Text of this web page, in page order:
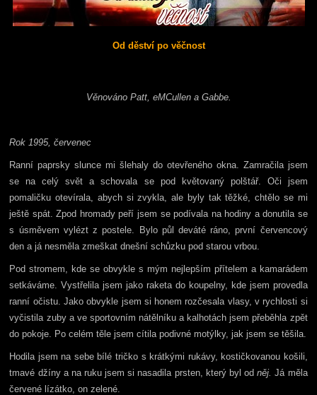
Od děství po věčnost
Věnováno Patt, eMCullen a Gabbe.
Rok 1995, červenec
Ranní paprsky slunce mi šlehaly do otevřeného okna. Zamračila jsem
se na celý svět a schovala se pod květovaný polštář. Oči jsem
pomaličku otevírala, abych si zvykla, ale byly tak těžké, chtělo se mi
ještě spát. Zpod hromady peří jsem se podívala na hodiny a donutila se
s úsměvem vylézt z postele. Bylo půl deváté ráno, první červencový
den a já nesměla zmeškat dnešní schůzku pod starou vrbou.
Pod stromem, kde se obvykle s mým nejlepším přítelem a kamarádem
setkáváme. Vystřelila jsem jako raketa do koupelny, kde jsem provedla
ranní očistu. Jako obvykle jsem si honem rozčesala vlasy, v rychlosti si
vyčistila zuby a ve sportovním nátělníku a kalhotách jsem přeběhla zpět
do pokoje. Po celém těle jsem cítila podivné motýlky, jak jsem se těšila.
Hodila jsem na sebe bílé tričko s krátkými rukávy, kostičkovanou košili,
tmavé džíny a na ruku jsem si nasadila prsten, který byl odněj. Já měla
červené lízátko, on zelené.